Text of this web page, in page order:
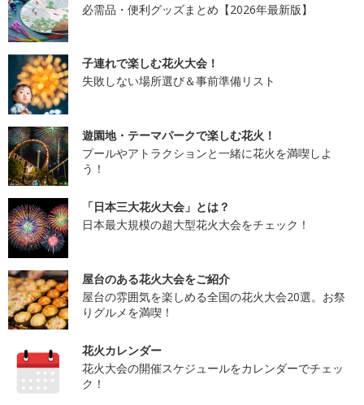
必需品・便利グッズまとめ【2026年最新版】
子連れで楽しむ花火大会！
失敗しない場所選び＆事前準備リスト
遊園地・テーマパークで楽しむ花火！
プールやアトラクションと一緒に花火を満喫しよ
う！
「日本三大花火大会」とは？
日本最大規模の超大型花火大会をチェック！
屋台のある花火大会をご紹介
屋台の雰囲気を楽しめる全国の花火大会20選。お祭
りグルメを満喫！
花火カレンダー
花火大会の開催スケジュールをカレンダーでチェッ
ク！